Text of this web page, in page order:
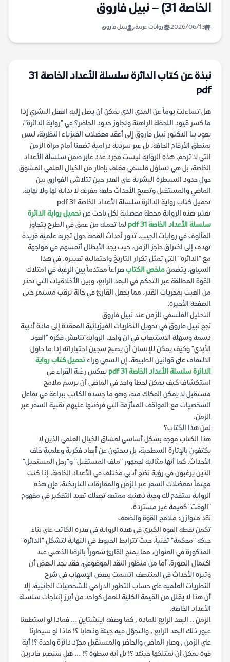
الخاصة 31) – نبيل فاروق
2026/06/13 روايات عربية نبيل فاروق
نبذة عن كتاب الدائرة سلسلة الأعداد الخاصة 31
pdf
هل تساءلت يوماً عن المدى الذي يمكن أن يصل إليه العقل البشري إذا
ما كسر قيود اللحظة الراهنة وتجاوز حدود الحاضر؟ في "رواية الدائرة"،
يعود بنا الدكتور نبيل فاروق إلى أعقد معضلات الفيزياء النظرية، ليس
بمنطق الأرقام الجافة، بل عبر سردية درامية تضعنا أمام مرآة الزمن
التي لا ترحم. هذه الرواية ليست مجرد عدد عابر ضمن سلسلة الأعداد
الخاصة، بل هي تساؤل فلسفي مغلف بإطار من الخيال العلمي المشوق
حول حدود السيطرة البشرية على القدر حين تتلاشى الفوارق بين
الماضي والمستقبل وتصبح الأحداث حلقة مفرغة لا بداية لها ولا نهاية.
تحميل كتاب رواية الدائرة سلسلة الأعداد الخاصة 31 pdf
تعتبر هذه الرواية محطة مفصلية لكل باحث عنتحميل رواية الدائرة
سلسلة الأعداد الخاصة 31 pdf
لما تحمله من عمق في الطرح يتجاوز
المألوف في روايات الجيب. تدور أحداث القصة حول تجربة علمية فريدة
تهدف إلى اختراق حاجز الزمن، حيث يجد الأبطال أنفسهم في مواجهة
مع "الدائرة" التي تمثل تكرار التاريخ واحتمالية تغييره. في هذا
السياق، يتضمنملخص الكتابصراعاً محتدماً بين الرغبة في امتلاك
القوة المطلقة عبر التحكم في البعد الرابع، وبين الأخلاقيات التي تحذر
من العبث بمجريات القدر، مما يجعل القارئ في حالة ترقب مستمر حتى
الصفحة الأخيرة.
التحليل الفلسفي للزمن عند نبيل فاروق
نجح نبيل فاروق في تحويل النظريات الفيزيائية المعقدة إلى مادة أدبية
دسمة وسهلة الاستيعاب في آن واحد. الرواية تناقش فكرة "العود
الأبدي" وكيف يمكن للإنسان أن يصبح سجين اختياراته إذا ما حاول
الالتفاف على قوانين الطبيعة. إن السعي وراءتحميل كتاب رواية
الدائرة سلسلة الأعداد الخاصة 31 pdf
يعكس رغبة القراء في
استكشاف كيف يمكن لخطأ واحد في الماضي أن يرسم ملامح
مستقبل لا يمكن الفكاك منه، وهو ما جسده الكاتب ببراعة في تفاعل
الشخصيات مع المواقف المتأزمة التي فرضتها عليهم تقنية السفر عبر
الزمن.
لمن هذا الكتاب؟
هذا الكتاب موجه بشكل أساسي لعشاق الخيال العلمي الذين لا
يكتفون بالإثارة السطحية، بل يبحثون عن أبعاد فكرية وعلمية خلف
الأحداث. كما أنها مثالية لجمهور "ملف المستقبل" و"رجل المستحيل"
الذين يرغبون في رؤية نضج أدبي مختلف في الأعداد الخاصة. إذا كنت
مهتماً بمعضلات السفر عبر الزمن والمفارقات التاريخية، فإن هذه
الرواية ستقدم لك وجبة ذهنية ممتعة تجعلك تعيد التفكير في مفهوم
"الوقت" كقيمة غير مستردة.
نقد متوازن: ملامح القوة والضعف
تكمن نقطة القوة الكبرى في هذه الرواية في قدرة الكاتب على بناء
حبكة "محكمة" تقنياً، حيث تترابط الخيوط في النهاية لتشكل "الدائرة"
المذكورة في العنوان، مما يمنح القارئ شعوراً بالرضا الذهني عند
اكتمال الصورة. أما من منظور النقد الموضوعي، فقد يجد البعض أن
وتيرة الأحداث في المنتصف اتسمت ببعض الإسهاب في شرح
النظريات العلمية على حساب التطور الدرامي للشخصيات الجانبية، إلا
أن هذا لا يقلل من القيمة الكلية للعمل كواحد من أبرز إنتاجات سلسلة
الأعداد الخاصة.
الزمن .. البعد الرابع للمادة , كما وصفه اينشتاين … فماذا لو استطعنا
عبور ذلك البعد الرابع , والتجوّل فيه جيئة وذهابا ؟! ماذا لو سيطرنا
على الزمن , وصار الماضى والحاضر والمستقبل مجرّد دائرة واحدة ؟! أية
قوة يمكن أن نمتلكها حينئذ ؟! بل أية سطوة ؟! … هل سنصير قادرين